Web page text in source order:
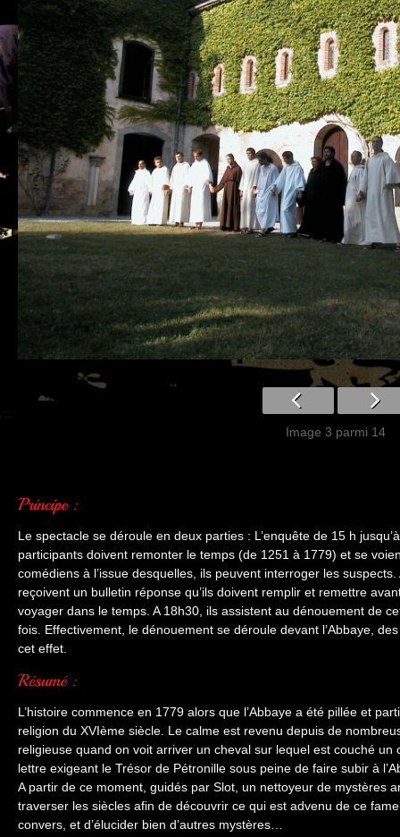
Image 3 parmi 14
Le spectacle se déroule en deux parties : L’enquête de 15 h
participants doivent remonter le temps (de 1251 à 1779) et se
comédiens à l’issue desquelles, ils peuvent interroger les
reçoivent un bulletin réponse qu’ils doivent remplir et remettre
voyager dans le temps. A 18h30, ils assistent au dénouement de
fois. Effectivement, le dénouement se déroule devant l’Abbaye,
cet effet.
L’histoire commence en 1779 alors que l’Abbaye a été pillée et
religion du XVIème siècle. Le calme est revenu depuis de
religieuse quand on voit arriver un cheval sur lequel est couché
lettre exigeant le Trésor de Pétronille sous peine de faire subir à
A partir de ce moment, guidés par Slot, un nettoyeur de mystères
traverser les siècles afin de découvrir ce qui est advenu de ce
convers, et d’élucider bien d’autres mystères…